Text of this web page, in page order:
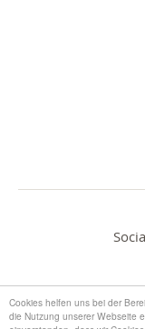
Cookies helfen uns bei der
die Nutzung unserer Webseite